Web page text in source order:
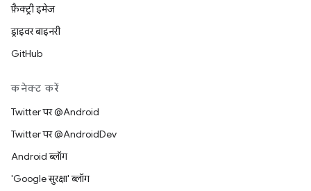
फ़ैक्ट्री इमेज
ड्राइवर बाइनरी
GitHub
कनेक्ट करें
Twitter पर @Android
Twitter पर @AndroidDev
Android ब्लॉग
'Google सुरक्षा' ब्लॉग